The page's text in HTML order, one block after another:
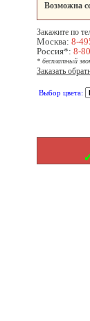
Возможна
Закажите по
Москва: 8-
Россия*: 8-
* бесплатный
Заказать
Выбор цвета: